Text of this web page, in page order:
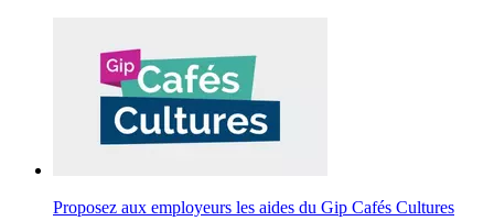
Proposez aux employeurs les aides du Gip Cafés Cultures